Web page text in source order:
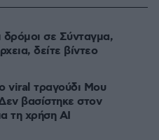
δρόμοι σε Σύνταγμα,
δείτε βίντεο
viral τραγούδι Μου
βασίστηκε στον
τη χρήση AI